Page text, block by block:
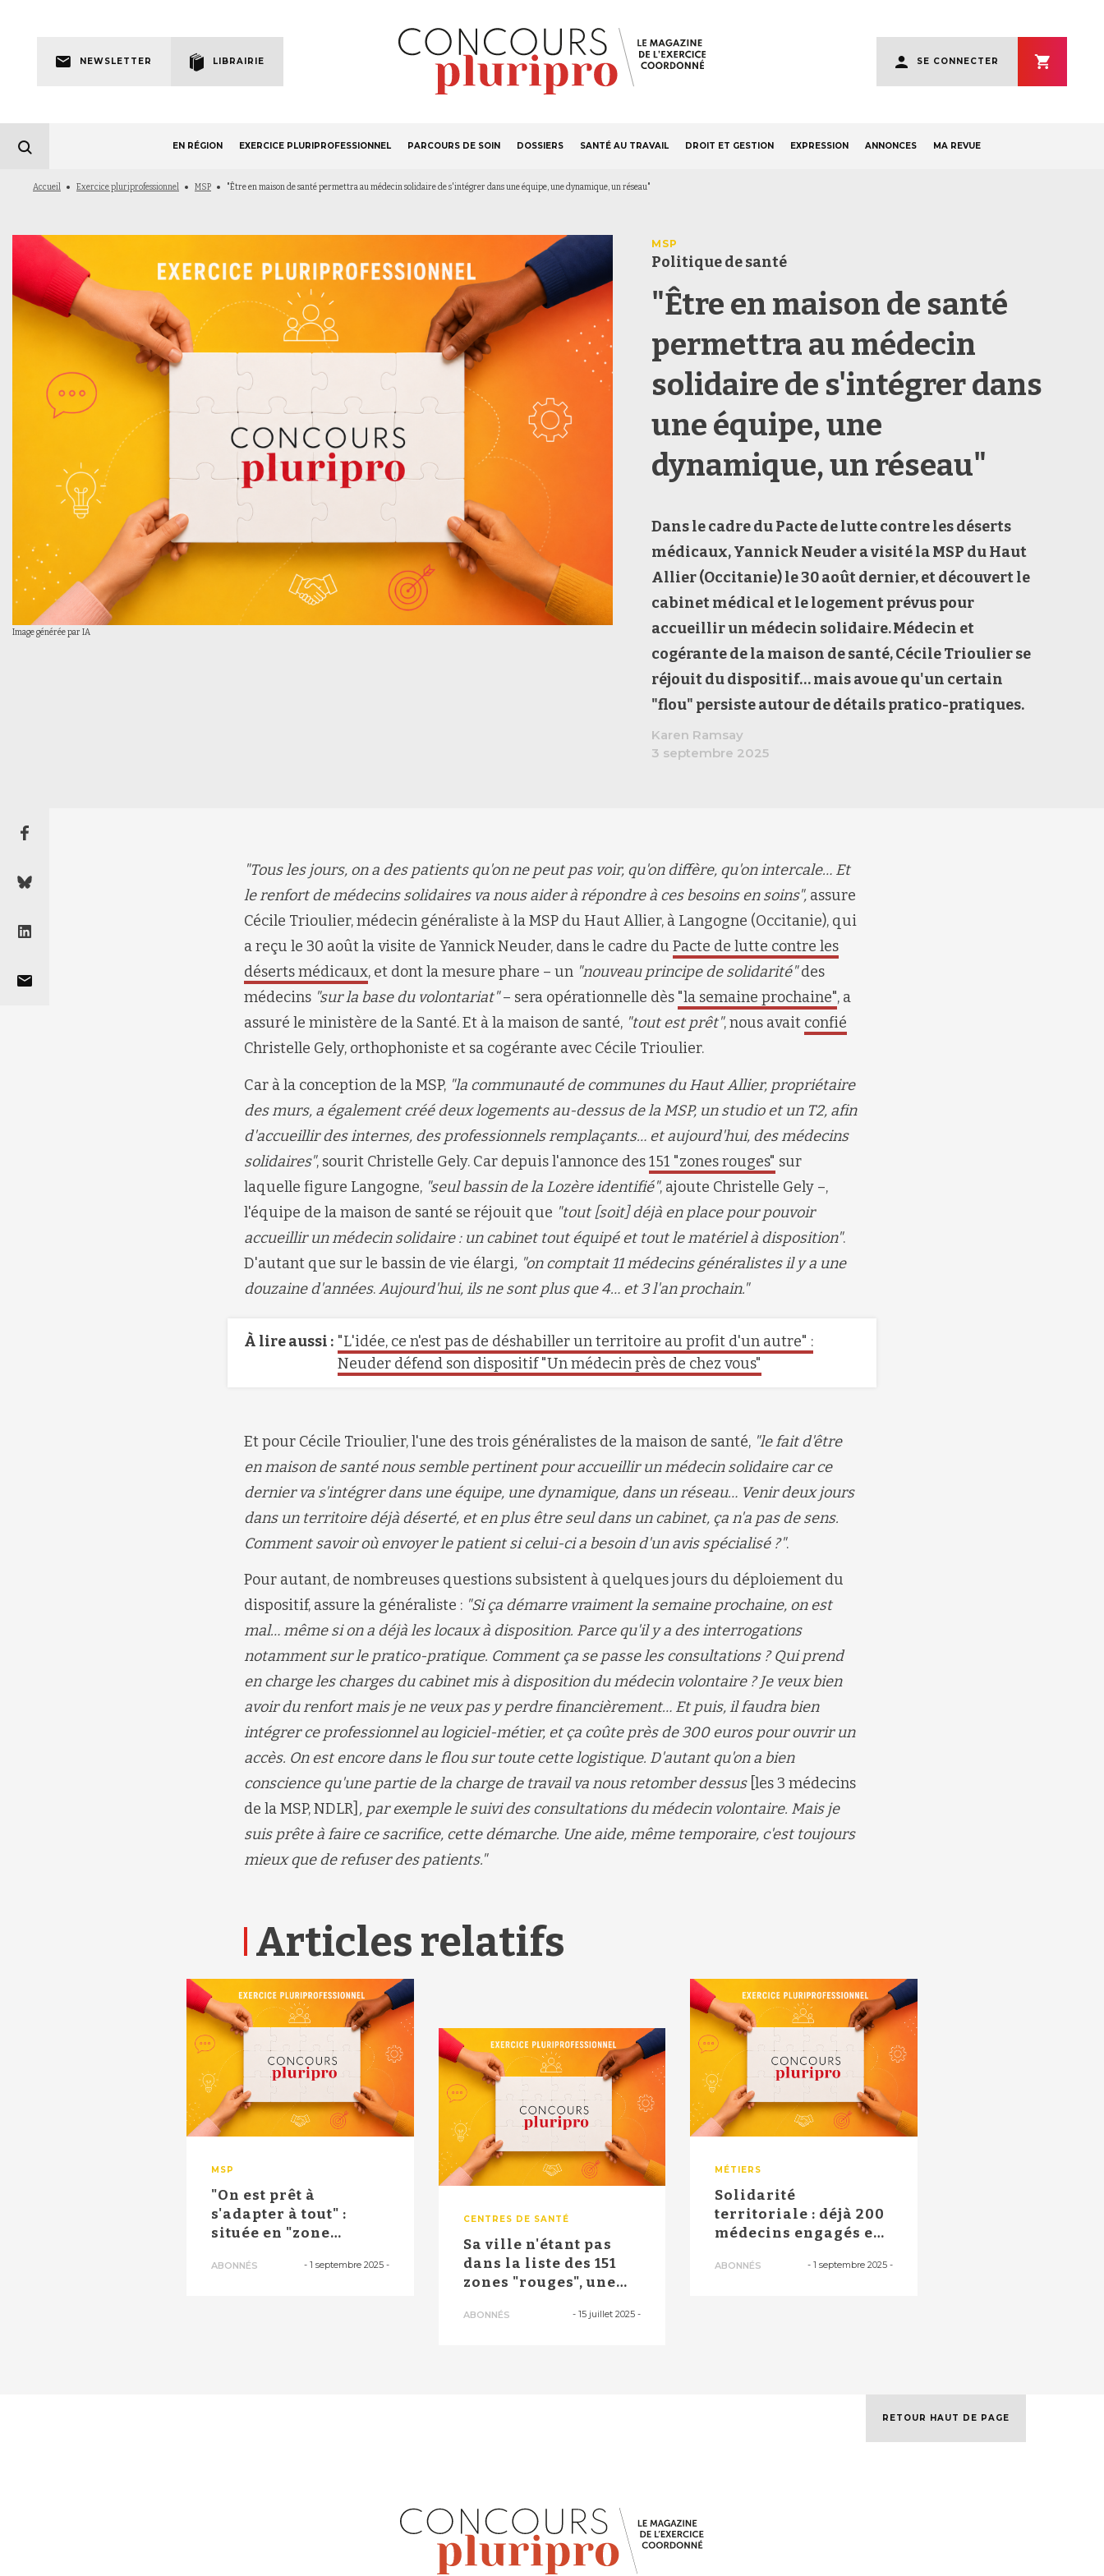
navigation
NEWSLETTER LIBRAIRIE
account
menu
SE CONNECTER
S'ABONNER
principale
EN RÉGION EXERCICE PLURIPROFESSIONNEL PARCOURS DE SOIN DOSSIERS SANTÉ AU TRAVAIL DROIT ET GESTION EXPRESSION ANNONCES MA REVUE
Fil
Accueil Exercice pluriprofessionnel MSP "Être en maison de santé permettra au médecin solidaire de s'intégrer dans une équipe, une dynamique, un réseau"
Image générée par IA
MSP
Politique de santé
"Être en maison de santé
permettra au médecin
solidaire de s'intégrer dans
une équipe, une
dynamique, un réseau"
Dans le cadre du Pacte de lutte contre les déserts
médicaux,Yannick Neudera visité la MSP du Haut
Allier (Occitanie)le 30 août dernier, et découvertle
cabinet médical et le logementprévus pour
accueillir un médecin solidaire.Médecin et
cogérante dela maison de santé,Cécile Trioulierse
réjouit du dispositif… mais avoue qu'un certain
"flou" persiste autour de détails pratico-pratiques.
Karen Ramsay
3 septembre 2025
"Tous les jours, on a des patients qu'on ne peut pas voir, qu'on diffère, qu'on intercale… Et
le renfort de médecins solidaires va nous aiderà répondre à ces besoins en soins", assure
Cécile Trioulier, médecin généraliste à laMSP du Haut Allier, à Langogne (Occitanie), qui
a reçu le 30 août la visite de Yannick Neuder, dans le cadre du Pacte de lutte contre les
déserts médicaux, et dont la mesure phare – un "nouveau principe de solidarité"des
médecins "sur la base du volontariat"– sera opérationnelle dès "la semaine prochaine", a
assuré le ministère de la Santé.Et à la maison de santé, "tout est prêt",nous avait confié
Christelle Gely, orthophoniste et sa cogérante avec Cécile Trioulier.
Car à la conception de laMSP, "la communauté de communes du Haut Allier, propriétaire
des murs, a également créé deux logements au-dessus de la MSP, un studio et un T2, afin
d'accueillir des internes, des professionnels remplaçants… et aujourd'hui, des médecins
solidaires", sourit Christelle Gely. Car depuis l'annonce des151 "zones rouges" sur
laquelle figure Langogne, "seul bassin de la Lozère identifié", ajoute Christelle Gely –,
l'équipe de la maison de santé se réjouit que "tout [soit] déjà en place pour pouvoir
accueillir un médecin solidaire : un cabinet tout équipé et tout le matériel à disposition".
D'autant que sur le bassin de vie élargi, "on comptait 11 médecins généralistes il y a une
douzaine d'années.Aujourd'hui, ils ne sont plus que 4… et 3 l'an prochain."
À lire aussi : "L'idée, ce n'est pas de déshabiller un territoire au profit d'un autre" :
Neuder défend son dispositif "Un médecin près de chez vous"
Et pour Cécile Trioulier,l'une des trois généralistes de la maison de santé, "le fait d'être
en maison de santé nous semble pertinent pour accueillir un médecin solidaire car ce
dernier va s'intégrer dans une équipe, une dynamique, dans un réseau… Venir deux jours
dans un territoire déjà déserté, et en plus être seul dans un cabinet, ça n'a pas de sens.
Comment savoir où envoyer le patient si celui-ci a besoin d'un avis spécialisé ?".
Pour autant, de nombreuses questions subsistent à quelques jours du déploiement du
dispositif, assure la généraliste : "Si ça démarre vraimentla semaine prochaine, on est
mal… même si on a déjà les locaux à disposition. Parcequ'il y a des interrogations
notamment sur le pratico-pratique. Comment ça se passe les consultations ? Qui prend
en charge les charges du cabinet mis à disposition du médecin volontaire ? Je veux bien
avoir du renfort mais je ne veux pas y perdre financièrement… Et puis, il faudra bien
intégrer ce professionnel au logiciel-métier, etça coûteprès de 300 euros pourouvrir un
accès. On est encore dans le flou sur toute cette logistique. D'autant qu'on a bien
conscience qu'une partie de la charge de travail va nous retomber dessus [les 3 médecins
de la MSP, NDLR] , par exemple le suivi des consultations du médecin volontaire. Mais je
suis prête à faire ce sacrifice, cette démarche. Une aide, même temporaire, c'est toujours
mieux que de refuser des patients."
Articles relatifs
MSP
"On est prêt à
s'adapter à tout" :
située en "zone
ABONNÉS - 1 septembre 2025-
CENTRES DE SANTÉ
Sa ville n'étant pas
dans la liste des 151
zones "rouges", une
ABONNÉS -15 juillet 2025 -
MÉTIERS
Solidarité
territoriale : déjà 200
médecins engagés en
ABONNÉS - 1 septembre 2025 -
RETOUR HAUT DE PAGE